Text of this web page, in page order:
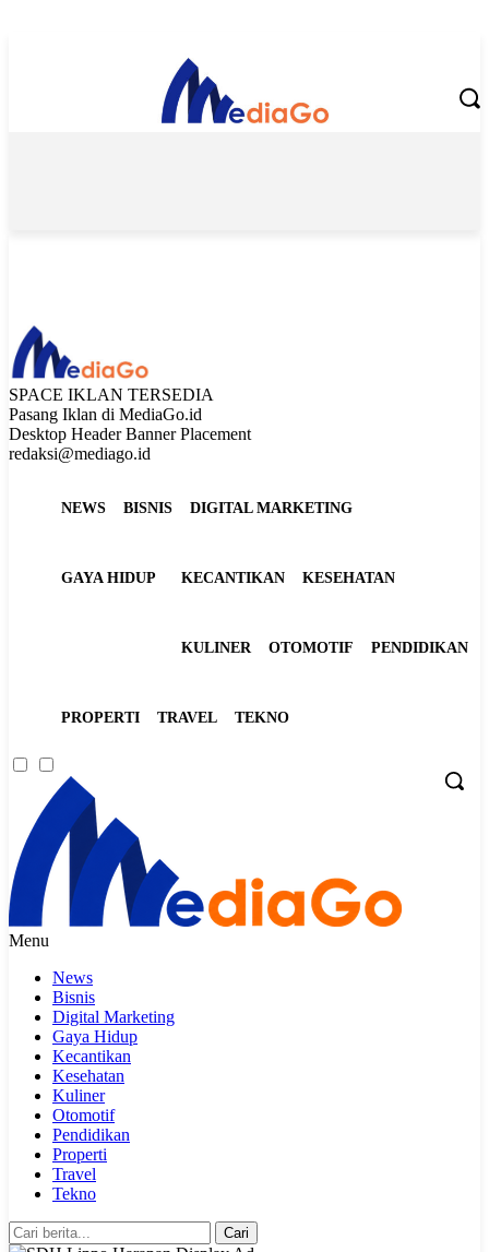
SPACE IKLAN TERSEDIA
Pasang Iklan di MediaGo.id
Desktop Header Banner Placement
redaksi@mediago.id
NEWS BISNIS DIGITAL MARKETING
GAYA HIDUP KECANTIKAN KESEHATAN
KULINER OTOMOTIF PENDIDIKAN
PROPERTI TRAVEL TEKNO
Menu
News
Bisnis
Digital Marketing
Gaya Hidup
Kecantikan
Kesehatan
Kuliner
Otomotif
Pendidikan
Properti
Travel
Tekno
Cari